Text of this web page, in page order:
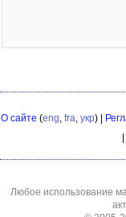
О сайте (eng, fra, укр) |
Любое использование